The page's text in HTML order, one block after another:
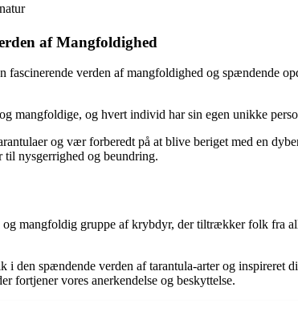
af Mangfoldighed
verden af mangfoldighed og spændende
mangfoldige, og hvert individ har sin egen unikke
og vær forberedt på at blive beriget med en
til nysgerrighed og beundring.
og mangfoldig gruppe af krybdyr, der tiltrækker folk fra
den spændende verden af tarantula-arter og inspireret
fortjener vores anerkendelse og beskyttelse.